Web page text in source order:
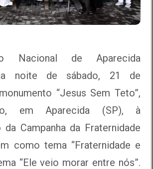
Nacional de Aparecida
noite de sábado, 21 de
“Jesus Sem Teto”,
em Aparecida (SP), à
da Campanha da Fraternidade
como tema “Fraternidade e
“Ele veio morar entre nós”.